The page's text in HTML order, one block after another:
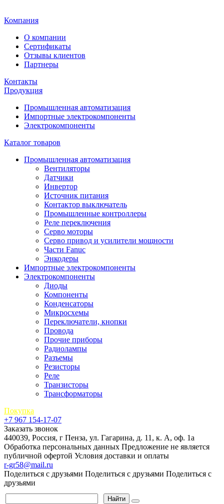
Компания
О компании
Сертификаты
Отзывы клиентов
Партнеры
Контакты
Продукция
Промышленная автоматизация
Импортные электрокомпоненты
Электрокомпоненты
Каталог товаров
Промышленная автоматизация
Вентиляторы
Датчики
Инвертор
Источник питания
Контактор выключатель
Промышленные контроллеры
Реле переключения
Серво моторы
Серво привод и усилители мощности
Части Fanuc
Энкодеры
Импортные электрокомпоненты
Электрокомпоненты
Диоды
Компоненты
Конденсаторы
Микросхемы
Переключатели, кнопки
Провода
Прочие приборы
Радиолампы
Разъемы
Резисторы
Реле
Транзисторы
Трансформаторы
Покупка
+7 967 154-17-07
Заказать звонок
440039, Россия, г Пенза, ул. Гагарина, д. 11, к. А, оф. 1а
Обработка персональных данных Предложение не является
публичной офертой Условия доставки и оплаты
r-gr58@mail.ru
Поделиться с друзьями Поделиться с друзьями Поделиться с
друзьями
Найти